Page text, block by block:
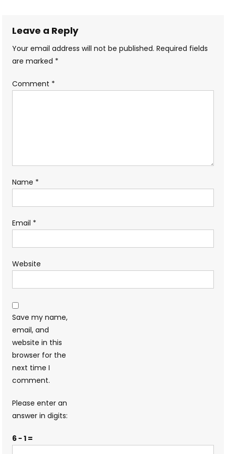
Leave a Reply
Your email address will not be published. Required fields
are marked *
Comment *
Name *
Email *
Website
Save my name,
email, and
website in this
browser for the
next time I
comment.
Please enter an
answer in digits:
6 − 1 =